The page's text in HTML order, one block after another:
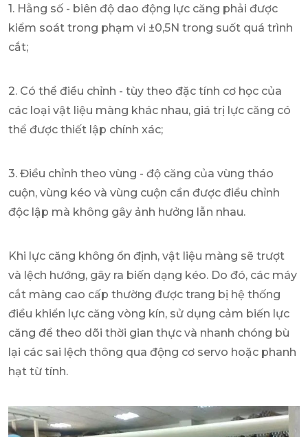
1. Hằng số - biên độ dao động lực căng phải được
kiểm soát trong phạm vi ±0,5N trong suốt quá trình
cắt;
2. Có thể điều chỉnh - tùy theo đặc tính cơ học của
các loại vật liệu màng khác nhau, giá trị lực căng có
thể được thiết lập chính xác;
3. Điều chỉnh theo vùng - độ căng của vùng tháo
cuộn, vùng kéo và vùng cuộn cần được điều chỉnh
độc lập mà không gây ảnh hưởng lẫn nhau.
Khi lực căng không ổn định, vật liệu màng sẽ trượt
và lệch hướng, gây ra biến dạng kéo. Do đó, các máy
cắt màng cao cấp thường được trang bị hệ thống
điều khiển lực căng vòng kín, sử dụng cảm biến lực
căng để theo dõi thời gian thực và nhanh chóng bù
lại các sai lệch thông qua động cơ servo hoặc phanh
hạt từ tính.